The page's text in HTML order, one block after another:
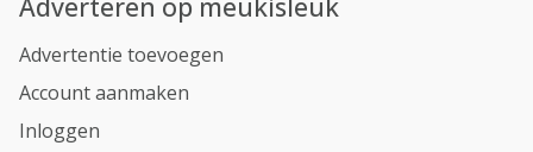
Advertentie toevoegen
Account aanmaken
Inloggen